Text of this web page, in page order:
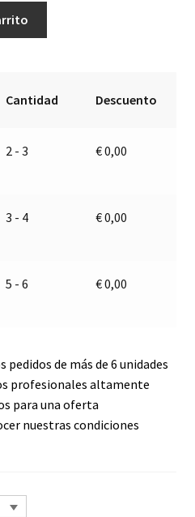
Cantidad Descuento
2 - 3 €0,00
3 - 4 €0,00
5 - 6 €0,00
de más de 6 unidades
profesionales altamente
para una oferta
nuestras condiciones